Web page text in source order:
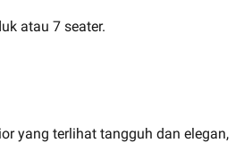
atau 7 seater.
yang terlihat tangguh dan elegan,